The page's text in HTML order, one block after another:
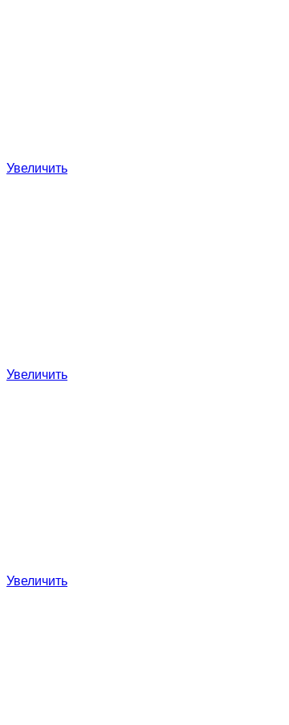
Увеличить
Увеличить
Увеличить